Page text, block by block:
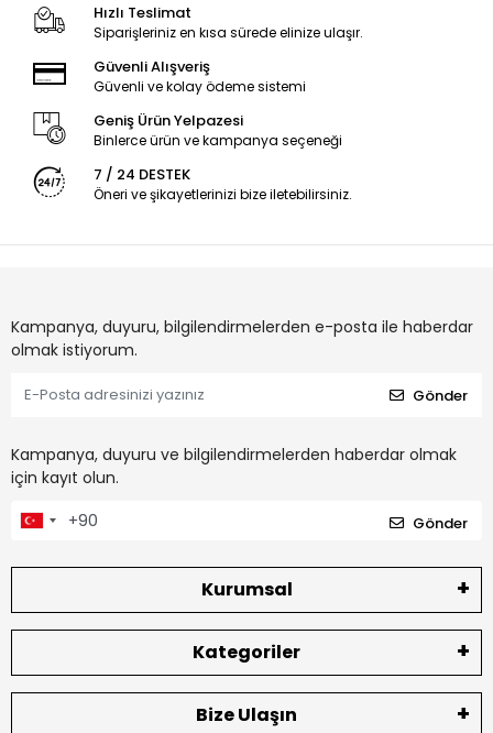
Hızlı Teslimat
Siparişleriniz en kısa sürede elinize ulaşır.
Güvenli Alışveriş
Güvenli ve kolay ödeme sistemi
Geniş Ürün Yelpazesi
Binlerce ürün ve kampanya seçeneği
7 / 24 DESTEK
Öneri ve şikayetlerinizi bize iletebilirsiniz.
Kampanya, duyuru, bilgilendirmelerden e-posta ile haberdar
olmak istiyorum.
Gönder
Kampanya, duyuru ve bilgilendirmelerden haberdar olmak
için kayıt olun.
Gönder
Kurumsal
Kategoriler
Bize Ulaşın